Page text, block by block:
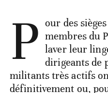
P our des
membres du
laver leur
dirigeants de
militants très actifs
définitivement ou,